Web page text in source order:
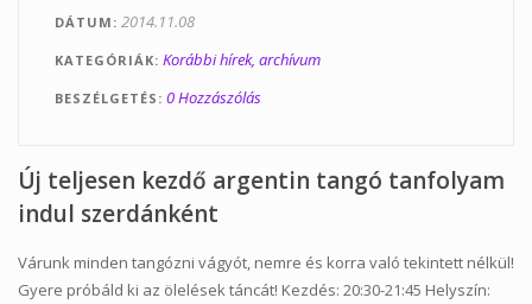
DÁTUM 2014.11.08
KATEGÓRIÁK Korábbi hírek, archívum
BESZÉLGETÉS 0 Hozzászólás
Új teljesen kezdő argentin tangó tanfolyam
indul szerdánként
Várunk minden tangózni vágyót, nemre és korra való tekintett nélkül!
Gyere próbáld ki az ölelések táncát! Kezdés: 20:30-21:45 Helyszín: